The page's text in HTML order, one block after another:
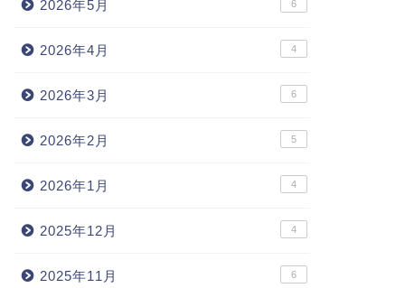
2026年5月 6
2026年4月 4
2026年3月 6
2026年2月 5
2026年1月 4
2025年12月 4
2025年11月 6